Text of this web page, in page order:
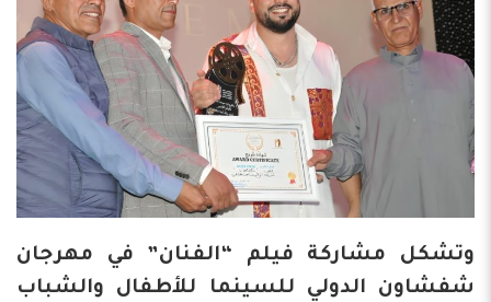
وتشكل مشاركة فيلم “الفنان” في مهرجان
شفشاون الدولي للسينما للأطفال والشباب